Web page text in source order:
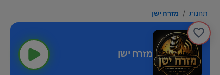
תחנות מזרח ישן
מזרח ישן